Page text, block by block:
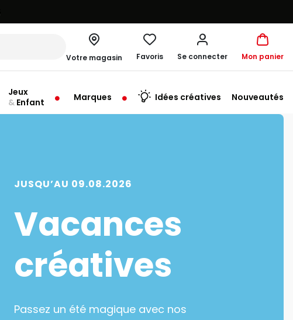
Votre magasin Favoris Se connecter Mon panier
Jeux
& Enfant Marques Idées créatives Nouveautés
JUSQU’AU 09.08.2026
Vacances
créatives
Passez un été magique avec nos